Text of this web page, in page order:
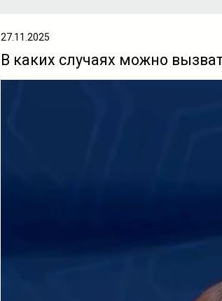
27.11.2025
В каких случаях можно